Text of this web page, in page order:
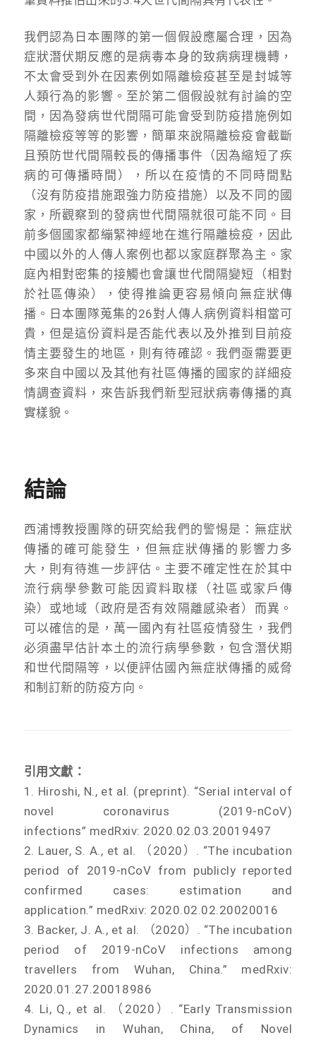
我們認為日本團隊的第一個假設應屬合理，因為
症狀潛伏期反應的是病毒本身的致病病理機轉，
不太會受到外在因素例如隔離檢疫甚至是封城等
人類行為的影響。至於第二個假設就有討論的空
間，因為發病世代間隔可能會受到防疫措施例如
隔離檢疫等等的影響，簡單來說隔離檢疫會截斷
且預防世代間隔較長的傳播事件（因為縮短了疾
病的可傳播時間），所以在疫情的不同時間點
（沒有防疫措施跟強力防疫措施）以及不同的國
家，所觀察到的發病世代間隔就很可能不同。目
前多個國家都繃緊神經地在進行隔離檢疫，因此
中國以外的人傳人案例也都以家庭群聚為主。家
庭內相對密集的接觸也會讓世代間隔變短（相對
於社區傳染），使得推論更容易傾向無症狀傳
播。日本團隊蒐集的26對人傳人病例資料相當可
貴，但是這份資料是否能代表以及外推到目前疫
情主要發生的地區，則有待確認。我們亟需要更
多來自中國以及其他有社區傳播的國家的詳細疫
情調查資料，來告訴我們新型冠狀病毒傳播的真
實樣貌。
結論
西浦博教授團隊的研究給我們的警惕是：無症狀
傳播的確可能發生，但無症狀傳播的影響力多
大，則有待進一步評估。主要不確定性在於其中
流行病學參數可能因資料取樣（社區或家戶傳
染）或地域（政府是否有效隔離感染者）而異。
可以確信的是，萬一國內有社區疫情發生，我們
必須盡早估計本土的流行病學參數，包含潛伏期
和世代間隔等，以便評估國內無症狀傳播的威脅
和制訂新的防疫方向。
引用文獻：
1. Hiroshi, N., et al. (preprint). “Serial interval of
novel coronavirus (2019-nCoV)
infections” medRxiv: 2020.02.03.20019497
2. Lauer, S. A., et al. （2020）. “The incubation
period of 2019-nCoV from publicly reported
confirmed cases: estimation and
application.” medRxiv: 2020.02.02.20020016
3. Backer, J. A., et al. （2020）. “The incubation
period of 2019-nCoV infections among
travellers from Wuhan, China.” medRxiv:
2020.01.27.20018986
4. Li, Q., et al. （2020）. “Early Transmission
Dynamics in Wuhan, China, of Novel